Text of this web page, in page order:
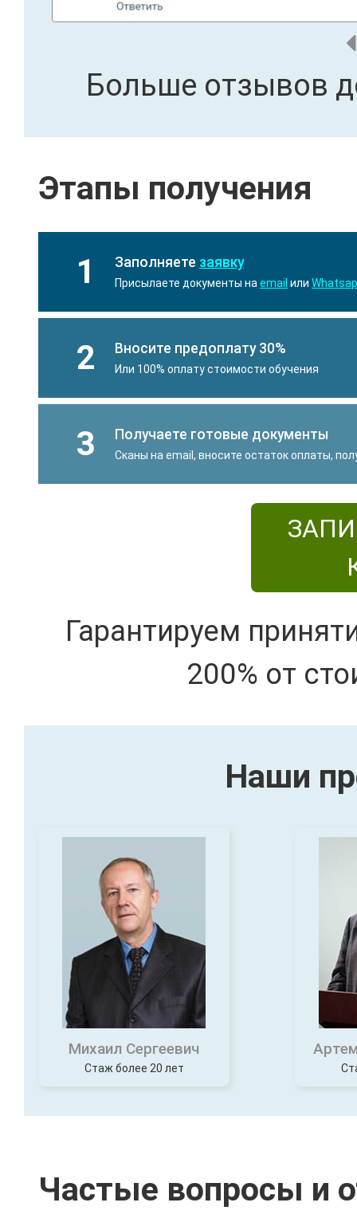
Больше отзывов
Этапы получения
1 Заполняете заявку
Присылаете документы на email или
2 Вносите предоплату 30%
Или 100% оплату стоимости обучения
3 Получаете готовые документы
Сканы на email, вносите остаток оплаты,
Гарантируем
200% от
Наши
Михаил Сергеевич
Стаж более 20 лет
Частые вопросы и